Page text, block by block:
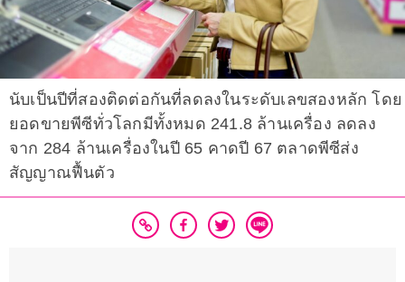
นับเป็นปีที่สองติดต่อกันที่ลดลงในระดับเลขสองหลัก โดย
ยอดขายพีซีทั่วโลกมีทั้งหมด 241.8 ล้านเครื่อง ลดลง
จาก 284 ล้านเครื่องในปี 65 คาดปี 67 ตลาดพีซีส่ง
สัญญาณฟื้นตัว